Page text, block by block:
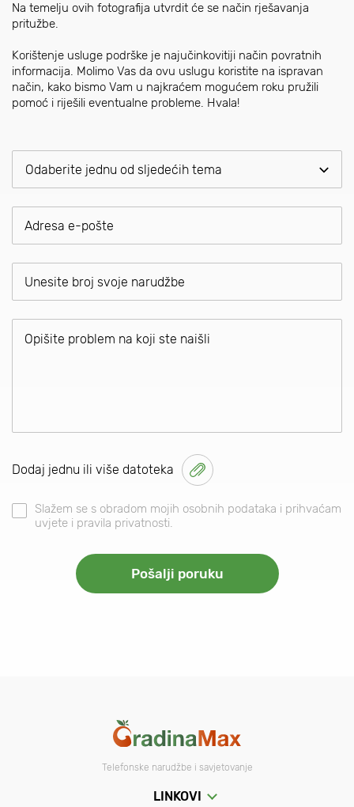
Na temelju ovih fotografija utvrdit će se način rješavanja
pritužbe.
Korištenje usluge podrške je najučinkovitiji način povratnih
informacija. Molimo Vas da ovu uslugu koristite na ispravan
način, kako bismo Vam u najkraćem mogućem roku pružili
pomoć i riješili eventualne probleme. Hvala!
Dodaj jednu ili više datoteka
Slažem se s obradom mojih osobnih podataka i prihvaćam
uvjete i pravila privatnosti.
Telefonske narudžbe i savjetovanje
LINKOVI